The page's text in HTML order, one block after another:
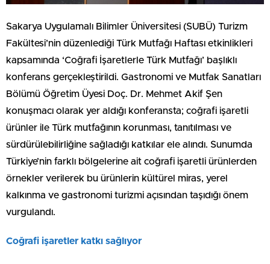
Sakarya Uygulamalı Bilimler Üniversitesi (SUBÜ) Turizm
Fakültesi’nin düzenlediği Türk Mutfağı Haftası etkinlikleri
kapsamında ‘Coğrafi İşaretlerle Türk Mutfağı’ başlıklı
konferans gerçekleştirildi. Gastronomi ve Mutfak Sanatları
Bölümü Öğretim Üyesi Doç. Dr. Mehmet Akif Şen
konuşmacı olarak yer aldığı konferansta; coğrafi işaretli
ürünler ile Türk mutfağının korunması, tanıtılması ve
sürdürülebilirliğine sağladığı katkılar ele alındı. Sunumda
Türkiye’nin farklı bölgelerine ait coğrafi işaretli ürünlerden
örnekler verilerek bu ürünlerin kültürel miras, yerel
kalkınma ve gastronomi turizmi açısından taşıdığı önem
vurgulandı.
Coğrafi işaretler katkı sağlıyor